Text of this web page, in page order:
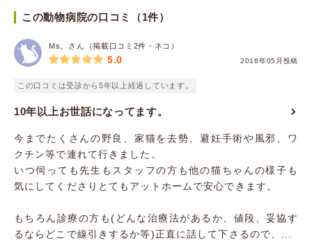
この動物病院の口コミ（1件）
Ms。さん（掲載口コミ2件・ネコ）
2016年05月投稿
5.0
この口コミは受診から5年以上経過しています。
10年以上お世話になってます。
今までたくさんの野良、家猫を去勢、避妊手術や風邪、ワ
クチン等で連れて行きました。
いつ伺っても先生もスタッフの方も他の猫ちゃんの様子も
気にしてくださりとてもアットホームで安心できます。
もちろん診療の方も(どんな治療法があるか、値段、妥協す
るならどこで線引きするか等)正直に話して下さるので、...